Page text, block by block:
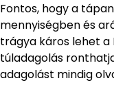
Fontos, hogy a
mennyiségben és
trágya káros lehet a
túladagolás
adagolást mindig